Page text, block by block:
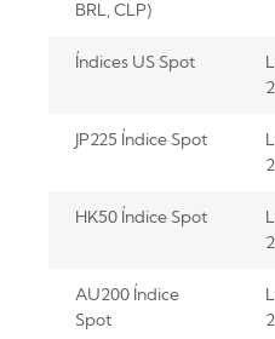
BRL, CLP)
Índices US Spot
JP225 Índice Spot
HK50 Índice Spot
AU200 Índice
Spot